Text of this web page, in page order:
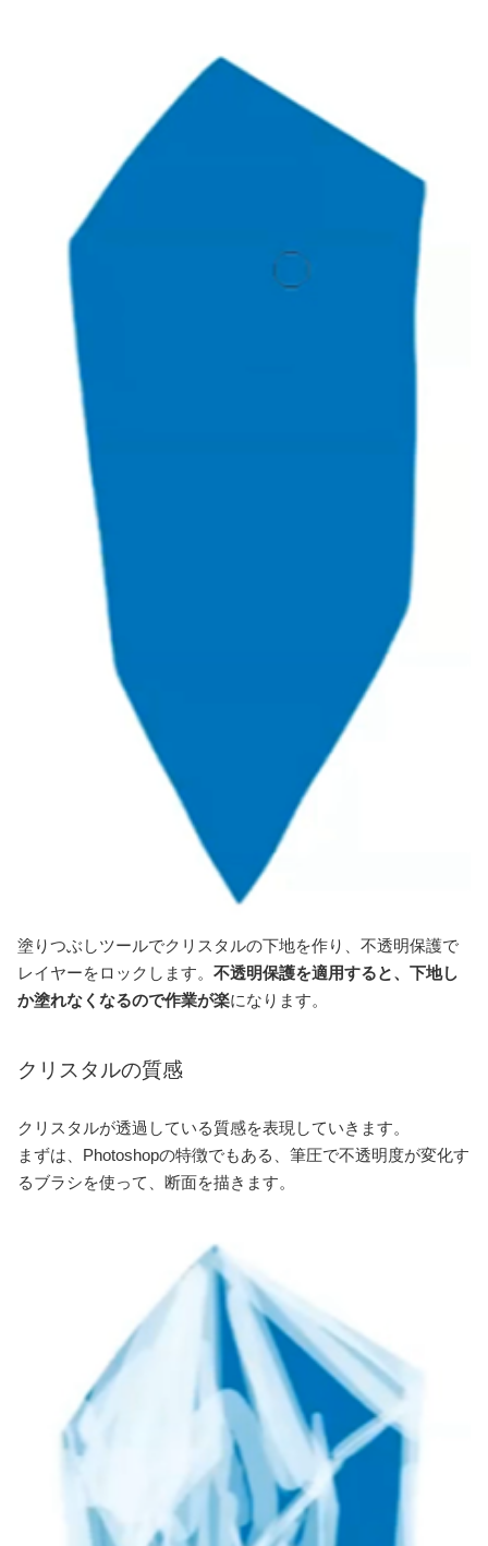
塗りつぶしツールでクリスタルの下地を作り、不透明保護で
レイヤーをロックします。 不透明保護を適用すると、下地し
か塗れなくなるので作業が楽になります。
クリスタルの質感
クリスタルが透過している質感を表現していきます。
まずは、Photoshopの特徴でもある、筆圧で不透明度が変化す
るブラシを使って、断面を描きます。